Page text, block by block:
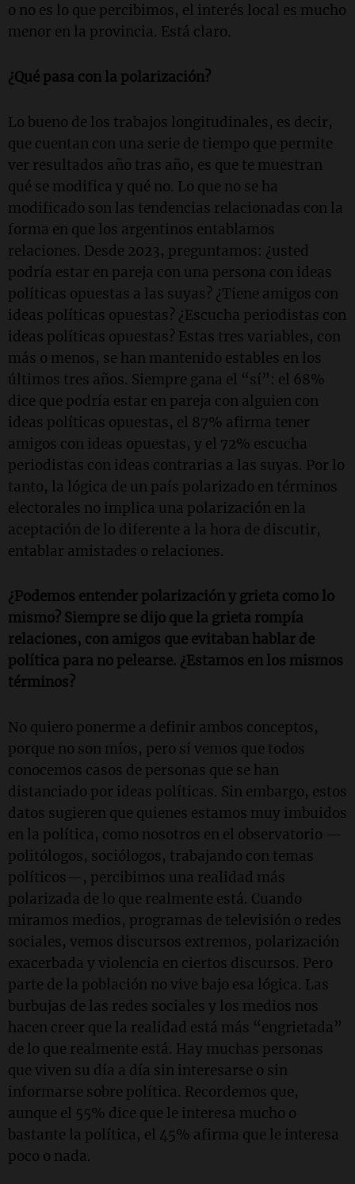
o no es lo que percibimos, el interés local es mucho
menor en la provincia. Está claro.
¿Qué pasa con la polarización?
Lo bueno de los trabajos longitudinales, es decir,
que cuentan con una serie de tiempo que permite
ver resultados año tras año, es que te muestran
qué se modifica y qué no. Lo que no se ha
modificado son las tendencias relacionadas con la
forma en que los argentinos entablamos
relaciones. Desde 2023, preguntamos: ¿usted
podría estar en pareja con una persona con ideas
políticas opuestas a las suyas? ¿Tiene amigos con
ideas políticas opuestas? ¿Escucha periodistas con
ideas políticas opuestas? Estas tres variables, con
más o menos, se han mantenido estables en los
últimos tres años. Siempre gana el “sí”: el 68%
dice que podría estar en pareja con alguien con
ideas políticas opuestas, el 87% afirma tener
amigos con ideas opuestas, y el 72% escucha
periodistas con ideas contrarias a las suyas. Por lo
tanto, la lógica de un país polarizado en términos
electorales no implica una polarización en la
aceptación de lo diferente a la hora de discutir,
entablar amistades o relaciones.
¿Podemos entender polarización y grieta como lo
mismo? Siempre se dijo que la grieta rompía
relaciones, con amigos que evitaban hablar de
política para no pelearse. ¿Estamos en los mismos
términos?
No quiero ponerme a definir ambos conceptos,
porque no son míos, pero sí vemos que todos
conocemos casos de personas que se han
distanciado por ideas políticas. Sin embargo, estos
datos sugieren que quienes estamos muy imbuidos
en la política, como nosotros en el observatorio —
politólogos, sociólogos, trabajando con temas
políticos—, percibimos una realidad más
polarizada de lo que realmente está. Cuando
miramos medios, programas de televisión o redes
sociales, vemos discursos extremos, polarización
exacerbada y violencia en ciertos discursos. Pero
parte de la población no vive bajo esa lógica. Las
burbujas de las redes sociales y los medios nos
hacen creer que la realidad está más “engrietada”
de lo que realmente está. Hay muchas personas
que viven su día a día sin interesarse o sin
informarse sobre política. Recordemos que,
aunque el 55% dice que le interesa mucho o
bastante la política, el 45% afirma que le interesa
poco o nada.